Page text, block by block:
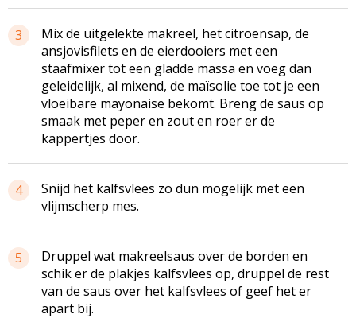
3
Mix de uitgelekte makreel, het citroensap, de
ansjovisfilets en de eierdooiers met een
staafmixer tot een gladde massa en voeg dan
geleidelijk, al mixend, de maïsolie toe tot je een
vloeibare mayonaise bekomt. Breng de saus op
smaak met peper en zout en roer er de
kappertjes door.
4
Snijd het kalfsvlees zo dun mogelijk met een
vlijmscherp mes.
5
Druppel wat makreelsaus over de borden en
schik er de plakjes kalfsvlees op, druppel de rest
van de saus over het kalfsvlees of geef het er
apart bij.